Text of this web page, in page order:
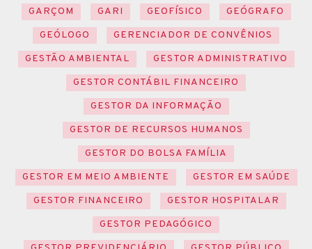
GARÇOM
GARI GEOFÍSICO
GEÓGRAFO
GEÓLOGO
GERENCIADOR DE CONVÊNIOS
GESTÃO AMBIENTAL
GESTOR ADMINISTRATIVO
GESTOR CONTÁBIL FINANCEIRO
GESTOR DA INFORMAÇÃO
GESTOR DE RECURSOS HUMANOS
GESTOR DO BOLSA FAMÍLIA
GESTOR EM MEIO AMBIENTE
GESTOR EM SAÚDE
GESTOR FINANCEIRO
GESTOR HOSPITALAR
GESTOR PEDAGÓGICO